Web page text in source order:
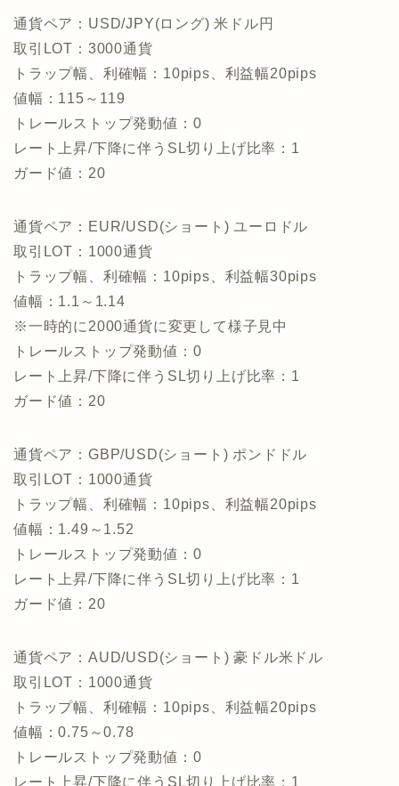
通貨ペア：USD/JPY(ロング) 米ドル円
取引LOT：3000通貨
トラップ幅、利確幅：10pips、利益幅20pips
値幅：115～119
トレールストップ発動値：0
レート上昇/下降に伴うSL切り上げ比率：1
ガード値：20
通貨ペア：EUR/USD(ショート) ユーロドル
取引LOT：1000通貨
トラップ幅、利確幅：10pips、利益幅30pips
値幅：1.1～1.14
※一時的に2000通貨に変更して様子見中
トレールストップ発動値：0
レート上昇/下降に伴うSL切り上げ比率：1
ガード値：20
通貨ペア：GBP/USD(ショート) ポンドドル
取引LOT：1000通貨
トラップ幅、利確幅：10pips、利益幅20pips
値幅：1.49～1.52
トレールストップ発動値：0
レート上昇/下降に伴うSL切り上げ比率：1
ガード値：20
通貨ペア：AUD/USD(ショート) 豪ドル米ドル
取引LOT：1000通貨
トラップ幅、利確幅：10pips、利益幅20pips
値幅：0.75～0.78
トレールストップ発動値：0
レート上昇/下降に伴うSL切り上げ比率：1